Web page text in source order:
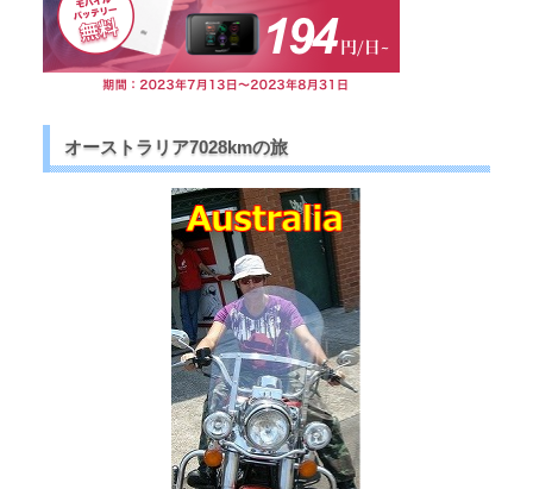
オーストラリア7028kmの旅